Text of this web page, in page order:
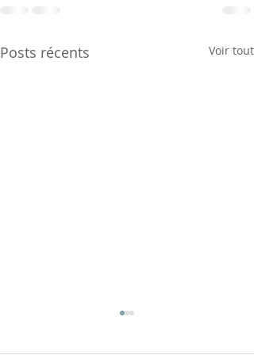
Posts récents Voir tout